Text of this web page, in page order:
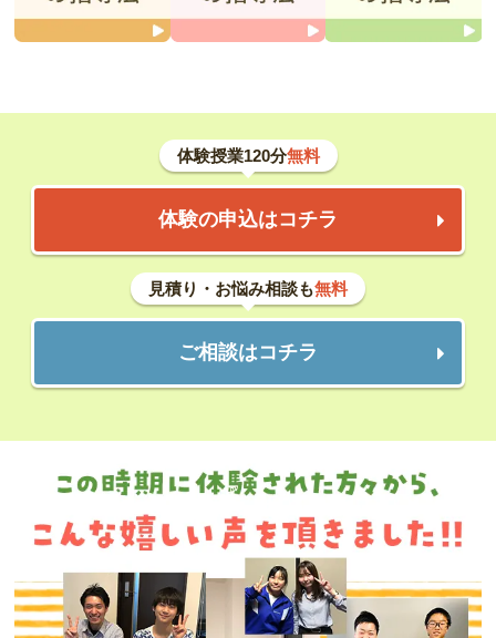
体験授業120分無料
体験の申込はコチラ
見積り・お悩み相談も無料
ご相談はコチラ